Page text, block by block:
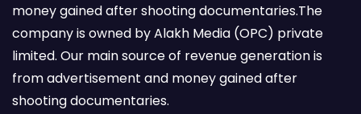
money gained after shooting documentaries.The
company is owned by Alakh Media (OPC) private
limited. Our main source of revenue generation is
from advertisement and money gained after
shooting documentaries.